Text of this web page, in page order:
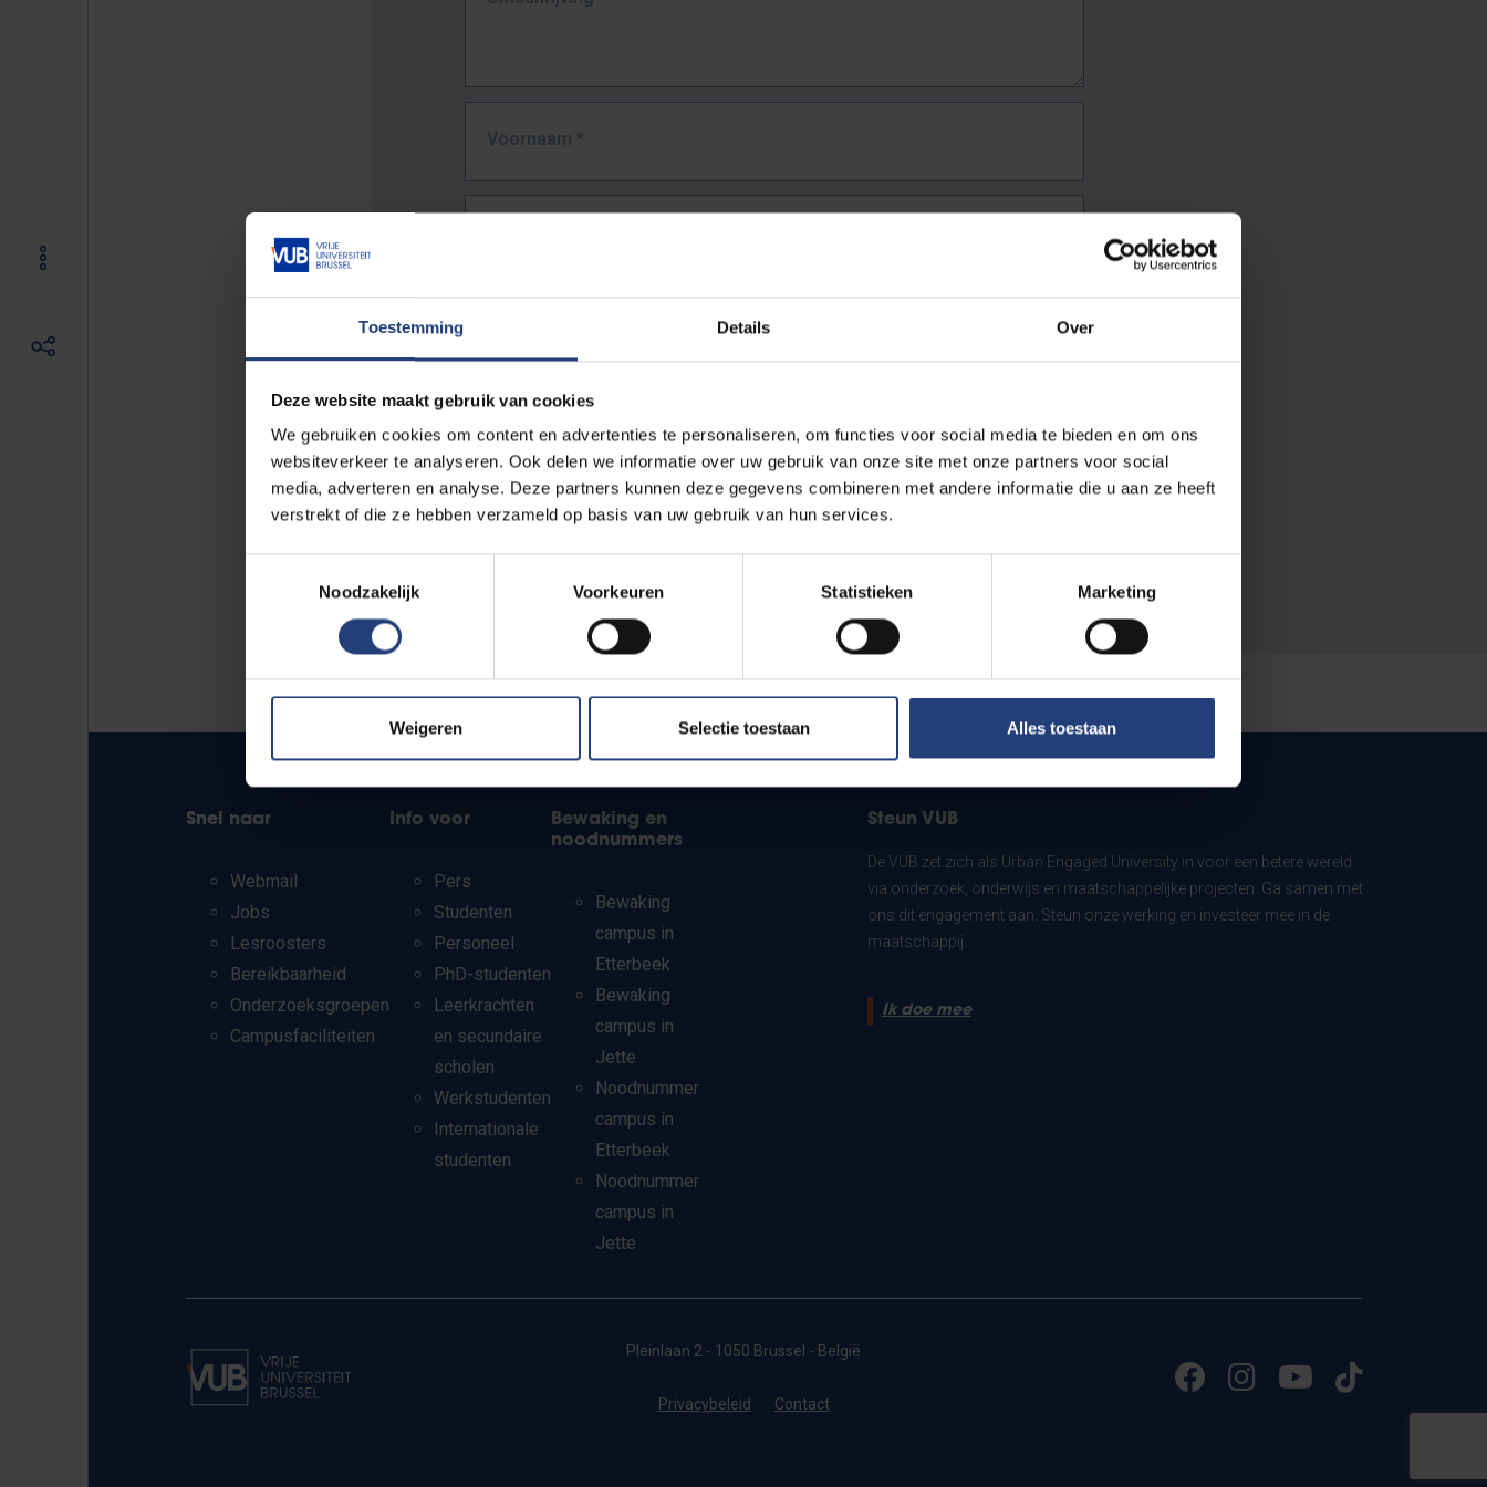
Toestemming Details Over
Deze website maakt gebruik van cookies
We gebruiken cookies om content en advertenties te personaliseren, om functies voor social media te bieden en om ons
websiteverkeer te analyseren. Ook delen we informatie over uw gebruik van onze site met onze partners voor social
media, adverteren en analyse. Deze partners kunnen deze gegevens combineren met andere informatie die u aan ze heeft
verstrekt of die ze hebben verzameld op basis van uw gebruik van hun services.
Noodzakelijk
Voorkeuren Statistieken Marketing
Weigeren Selectie toestaan Alles toestaan
Voornaam *
URL*
De volledige URL van de pagina waar je de fout zag.
Bv. https://www.vub.be/nl/studeren-aan-de-vub/alle-opleidingen
Snel naar
Webmail
Jobs
Lesroosters
Bereikbaarheid
Onderzoeksgroepen
Campusfaciliteiten
Info voor
Pers
Studenten
Personeel
PhD-studenten
Leerkrachten
en secundaire
scholen
Werkstudenten
Internationale
studenten
Bewaking en
noodnummers
Bewaking
campus in
Etterbeek
Bewaking
campus in
Jette
Noodnummer
campus in
Etterbeek
Noodnummer
campus in
Jette
Steun VUB
De VUB zet zich als Urban Engaged University in voor een betere wereld
via onderzoek, onderwijs en maatschappelijke projecten. Ga samen met
ons dit engagement aan. Steun onze werking en investeer mee in de
maatschappij.
Ik doe mee
Pleinlaan 2 - 1050 Brussel - België
Privacybeleid Contact